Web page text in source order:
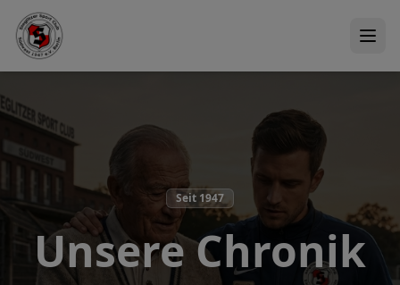
Seit 1947
Unsere Chronik